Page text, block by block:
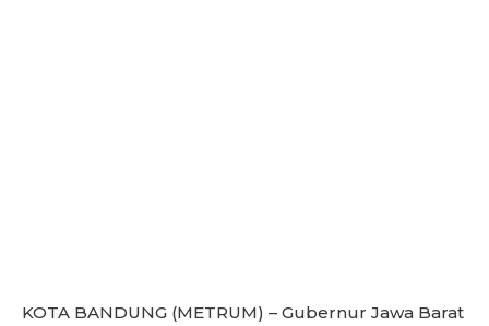
KOTA BANDUNG (METRUM) – Gubernur Jawa Barat